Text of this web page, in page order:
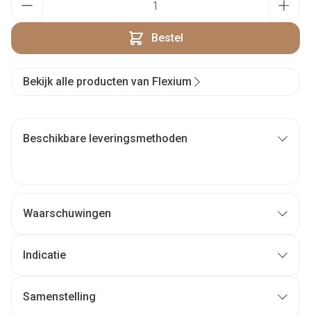
Bestel
Bekijk alle producten van Flexium
Beschikbare leveringsmethoden
Waarschuwingen
Indicatie
Samenstelling